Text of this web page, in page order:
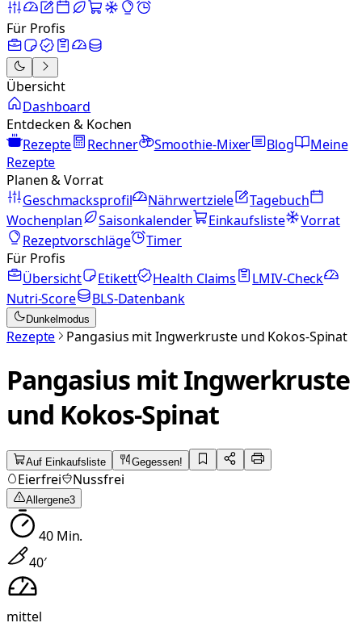
Für Profis
Übersicht
Dashboard
Entdecken & Kochen
Rezepte
Rechner Smoothie-Mixer Blog
Meine
Rezepte
Planen & Vorrat
Geschmacksprofil
Nährwertziele
Tagebuch
Wochenplan
Saisonkalender Einkaufsliste
Vorrat
Rezeptvorschläge
Timer
Für Profis
Übersicht
Etikett Health Claims
LMIV-Check
Nutri-Score
BLS-Datenbank
Dunkelmodus
Rezepte Pangasius mit Ingwerkruste und Kokos-Spinat
Pangasius mit Ingwerkruste
und Kokos-Spinat
Auf Einkaufsliste Gegessen!
Eierfrei Nussfrei
Allergene3
40Min.
40′
mittel